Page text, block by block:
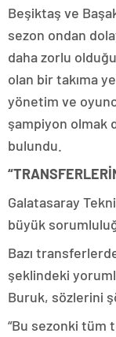
Beşiktaş ve
sezon ondan
daha zorlu
olan bir takıma
yönetim ve
şampiyon olmak
bulundu.
Galatasaray
büyük
Bazı
şeklindeki
Buruk, sözlerini
“Bu sezonki tüm